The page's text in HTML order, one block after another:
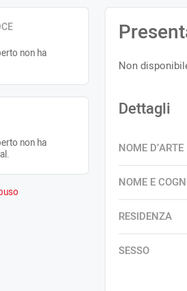
non ha
non ha
Non
Dettagli
NOME D’ARTE
NOME E
RESIDENZA
SESSO